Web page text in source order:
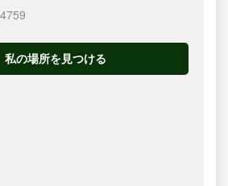
私の場所を見つける